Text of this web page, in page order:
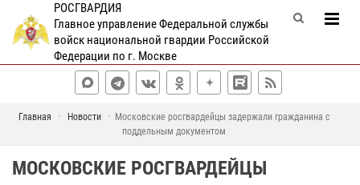
РОСГВАРДИЯ
Главное управление Федеральной службы
войск национальной гвардии Российской
Федерации по г. Москве
Главная Новости
Московские росгвардейцы задержали гражданина с
поддельным документом
МОСКОВСКИЕ РОСГВАРДЕЙЦЫ